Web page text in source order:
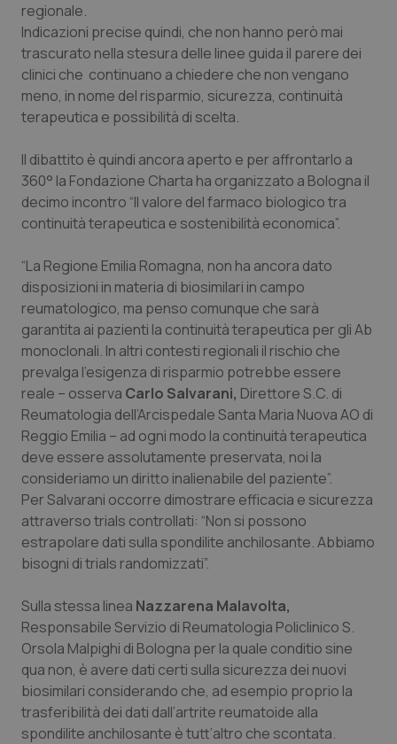
Lazio
Liguria
Lombardia
Marche
Molise
Piemonte
Provincia Autonoma di Bolzano
Provincia Autonoma di Trento
Puglia
Sardegna
Sicilia
Toscana
Valle D’Aosta
Veneto
Diabete & glucometri
Disturbi dell’umore
Dolore
Donna & Salute
Epatiti
HIV
Infezioni & Febbre
Ipertensione & Scompenso
Malattie rare
Malattia di Crohn & Rettocolite Ulcerosa
Neuroscienze & patologie neurodegenerative
Obesità
Oncodermatologia
Oncoematologia
Oncologia & Nutrizione
regionale.
Indicazioni precise quindi, che non hanno però mai
trascurato nella stesura delle linee guida il parere dei
clinici che continuano a chiedere che non vengano
meno, in nome del risparmio, sicurezza, continuità
terapeutica e possibilità di scelta.
Il dibattito è quindi ancora aperto e per affrontarlo a
360° la Fondazione Charta ha organizzato a Bologna il
decimo incontro “Il valore del farmaco biologico tra
continuità terapeutica e sostenibilità economica”.
“La Regione Emilia Romagna, non ha ancora dato
disposizioni in materia di biosimilari in campo
reumatologico, ma penso comunque che sarà
garantita ai pazienti la continuità terapeutica per gli Ab
monoclonali. In altri contesti regionali il rischio che
prevalga l’esigenza di risparmio potrebbe essere
reale – osserva Carlo Salvarani, Direttore S.C. di
Reumatologia dell’Arcispedale Santa Maria Nuova AO di
Reggio Emilia – ad ogni modo la continuità terapeutica
deve essere assolutamente preservata, noi la
consideriamo un diritto inalienabile del paziente”.
Per Salvarani occorre dimostrare efficacia e sicurezza
attraverso trials controllati: “Non si possono
estrapolare dati sulla spondilite anchilosante. Abbiamo
bisogni di trials randomizzati”.
Sulla stessa linea Nazzarena Malavolta,
Responsabile Servizio di Reumatologia Policlinico S.
Orsola Malpighi di Bologna per la quale conditio sine
qua non, è avere dati certi sulla sicurezza dei nuovi
biosimilari considerando che, ad esempio proprio la
trasferibilità dei dati dall’artrite reumatoide alla
spondilite anchilosante è tutt’altro che scontata.